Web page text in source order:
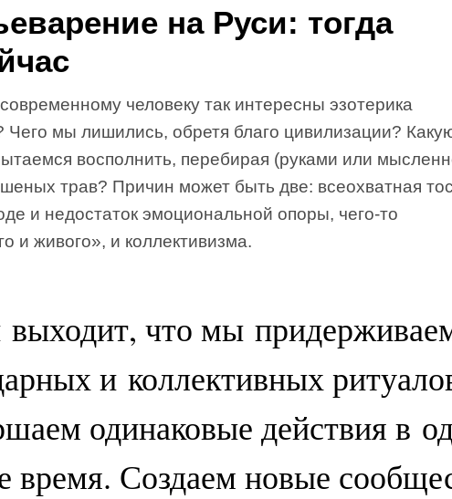
на Руси: тогда
человеку так интересны эзотерика
Чего мы лишились, обретя благо цивилизации?
восполнить, перебирая (руками или
трав? Причин может быть две: всеохватная
и недостаток эмоциональной опоры, чего-то
и живого», и коллективизма.
выходит, что мы
и коллективных
одинаковые действия в
время. Создаем новые